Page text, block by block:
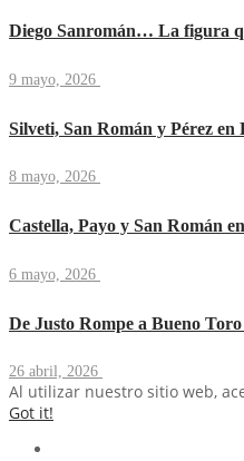
Diego Sanromán… La figura
9 mayo, 2026
Silveti, San Román y Pérez en
8 mayo, 2026
Castella, Payo y San Román
6 mayo, 2026
De Justo Rompe a Bueno Toro
26 abril, 2026
Al utilizar nuestro sitio web,
Got it!